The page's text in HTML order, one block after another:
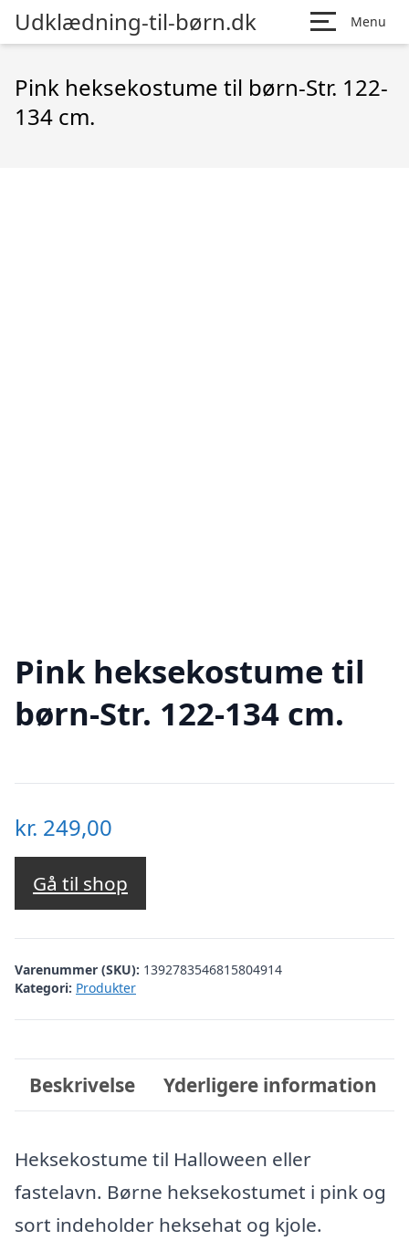
Udklædning-til-børn.dk Menu
Pink heksekostume til børn-Str. 122-
134 cm.
Pink heksekostume til
børn-Str. 122-134 cm.
kr. 249,00
Gå til shop
Varenummer (SKU): 1392783546815804914
Kategori: Produkter
Beskrivelse Yderligere information
Heksekostume til Halloween eller
fastelavn. Børne heksekostumet i pink og
sort indeholder heksehat og kjole.